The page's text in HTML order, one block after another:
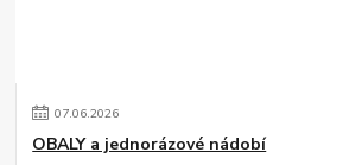
07.06.2026
OBALY a jednorázové nádobí